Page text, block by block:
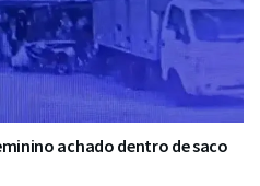
achado dentro de saco